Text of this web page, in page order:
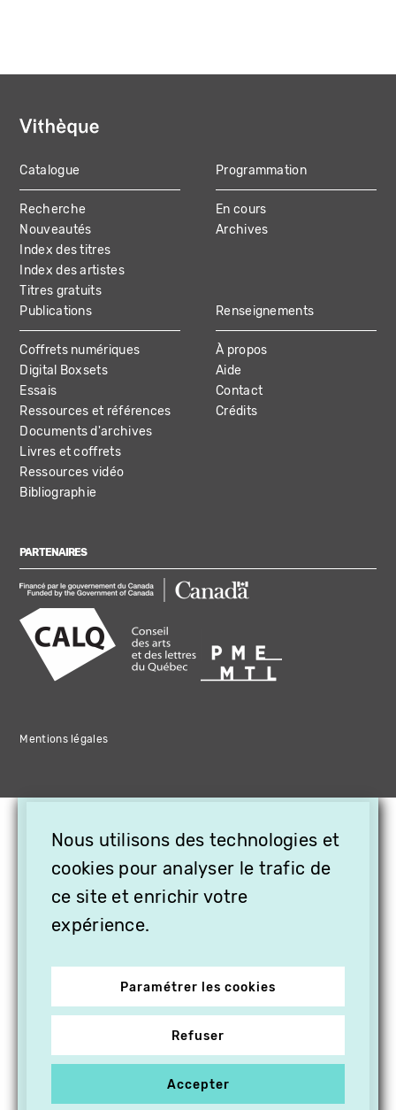
MAIN
NAVIGATION
Catalogue
Recherche
Nouveautés
Index des titres
Index des artistes
Titres gratuits
Programmation
En cours
Archives
Publications
Coffrets numériques
Digital Boxsets
Essais
Ressources et références
Documents d'archives
Livres et coffrets
Ressources vidéo
Bibliographie
Renseignements
À propos
Aide
Contact
Crédits
PARTENAIRES
Mentions légales
Nous utilisons des technologies et
cookies pour analyser le trafic de
ce site et enrichir votre
expérience.
Paramétrer les cookies
Refuser
Accepter
OFFREZ LA VIDÉO EN
CADEAU, ABONNEZ VOS
PROCHES À VITHÈQUE !